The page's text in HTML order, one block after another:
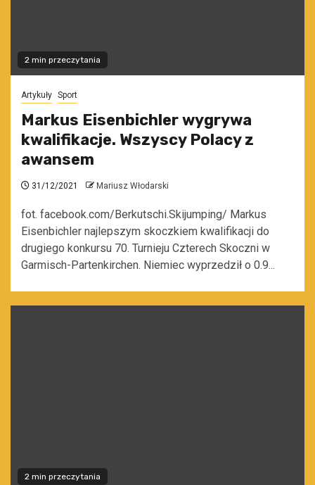
2 min przeczytania
Artykuły Sport
Markus Eisenbichler wygrywa
kwalifikacje. Wszyscy Polacy z
awansem
31/12/2021 Mariusz Włodarski
fot. facebook.com/Berkutschi.Skijumping/ Markus
Eisenbichler najlepszym skoczkiem kwalifikacji do
drugiego konkursu 70. Turnieju Czterech Skoczni w
Garmisch-Partenkirchen. Niemiec wyprzedził o 0.9...
2 min przeczytania